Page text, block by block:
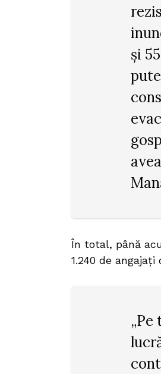
și
În total, până
1.240 de